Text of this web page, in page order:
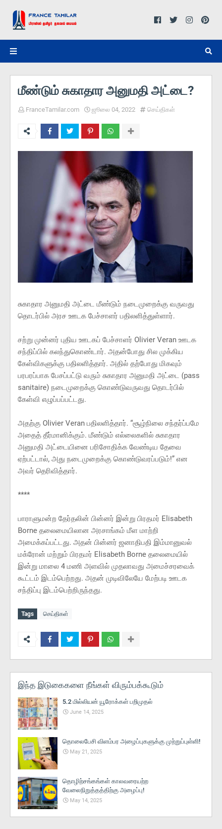
மீண்டும் சுகாதார அனுமதி அட்டை?
FranceTamilar.com ஜூலை 04, 2022 செய்திகள்
சுகாதார அனுமதி அட்டை மீண்டும் நடைமுறைக்கு வருவது
தொடர்பில் அரச ஊடக பேச்சாளர் பதிலளித்துள்ளார்.
சற்று முன்னர் புதிய ஊடகப் பேச்சாளர் Olivier Veran ஊடக
சந்திப்பில் கலந்துகொண்டார். அதன்போது சில முக்கிய
கேள்விகளுக்கு பதிலளித்தார். அதில் தற்போது மிகவும்
பரபரப்பாக பேசப்பட்டு வரும் சுகாதார அனுமதி அட்டை (pass
sanitaire) நடைமுறைக்கு கொண்டுவருவது தொடர்பில்
கேள்வி எழுப்பப்பட்டது.
அதற்கு Olivier Veran பதிலளித்தார். “சூழ்நிலை சந்தர்ப்பமே
அதைத் தீர்மானிக்கும். மீண்டும் எல்லைகளில் சுகாதார
அனுமதி அட்டையினை பரிசோதிக்க வேண்டிய தேவை
ஏற்பட்டால், அது நடைமுறைக்கு கொண்டுவரப்படும்!” என
அவர் தெரிவித்தார்.
****
பாராளுமன்ற தேர்தலின் பின்னர் இன்று பிரதமர் Elisabeth
Borne தலைமையிலான அரசாங்கம் மீள மாற்றி
அமைக்கப்பட்டது. அதன் பின்னர் ஜனாதிபதி இம்மானுவல்
மக்ரோன் மற்றும் பிரதமர் Elisabeth Borne தலைமையில்
இன்று மாலை 4 மணி அளவில் முதலாவது அமைச்சரவைக்
கூட்டம் இடம்பெற்றது. அதன் முடிவிலேயே மேற்படி ஊடக
சந்திப்பு இடம்பெற்றிருந்தது.
Tags செய்திகள்
இந்த இடுகைகளை நீங்கள் விரும்பக்கூடும்
5.2 மில்லியன் யூரோக்கள் பறிமுதல்
June 14, 2025
தொலைபேசி விளம்பர அழைப்புகளுக்கு முற்றுப்புள்ளி!
May 21, 2025
தொழிற்சங்கங்கள் காலவரையற்ற
வேலைநிறுத்தத்திற்கு அழைப்பு!
May 14, 2025